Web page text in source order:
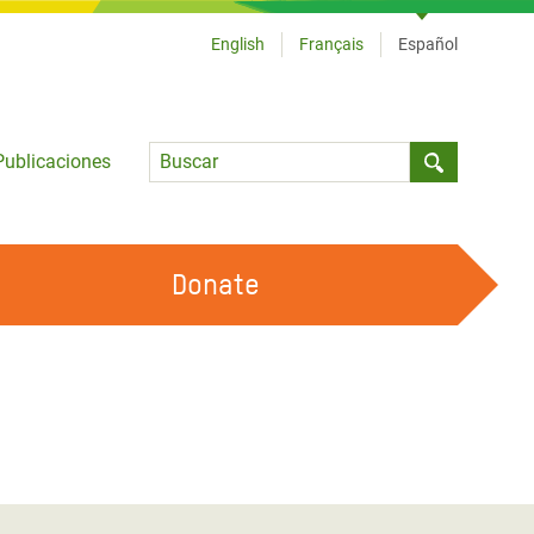
Language
English Français Español
Donate